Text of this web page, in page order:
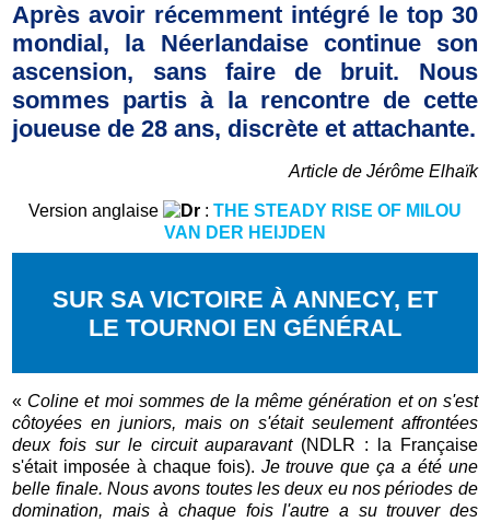
Après avoir récemment intégré le top 30
mondial, la Néerlandaise continue son
ascension, sans faire de bruit. Nous
sommes partis à la rencontre de cette
joueuse de 28 ans, discrète et attachante.
Article de Jérôme Elhaïk
Version anglaise : THE STEADY RISE OF MILOU
VAN DER HEIJDEN
SUR SA VICTOIRE À ANNECY, ET
LE TOURNOI EN GÉNÉRAL
« Coline et moi sommes de la même génération et on s'est
côtoyées en juniors, mais on s'était seulement affrontées
deux fois sur le circuit auparavant(NDLR : la Française
s'était imposée à chaque fois). Je trouve que ça a été une
belle finale. Nous avons toutes les deux eu nos périodes de
domination, mais à chaque fois l'autre a su trouver des